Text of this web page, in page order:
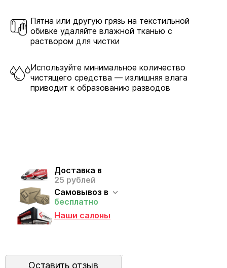
Пятна или другую грязь на текстильной
обивке удаляйте влажной тканью с
раствором для чистки
Используйте минимальное количество
чистящего средства — излишняя влага
приводит к образованию разводов
Доставка в
25 рублей
Самовывоз в
бесплатно
Наши салоны
Оставить отзыв